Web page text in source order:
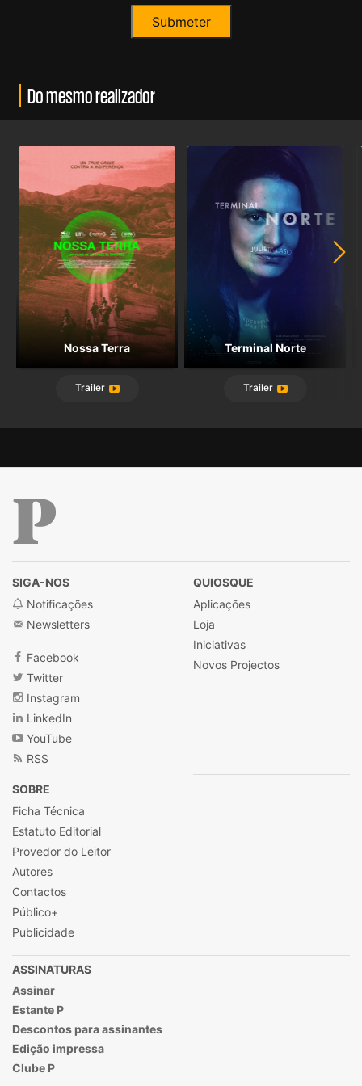
Do mesmo realizador
Nossa Terra
Trailer
Terminal Norte
Trailer
SIGA-NOS
Notificações
Newsletters
Facebook
Twitter
Instagram
LinkedIn
YouTube
RSS
QUIOSQUE
Aplicações
Loja
Iniciativas
Novos Projectos
SOBRE
Ficha Técnica
Estatuto Editorial
Provedor do Leitor
Autores
Contactos
Público+
Publicidade
ASSINATURAS
Assinar
Estante P
Descontos para assinantes
Edição impressa
Clube P